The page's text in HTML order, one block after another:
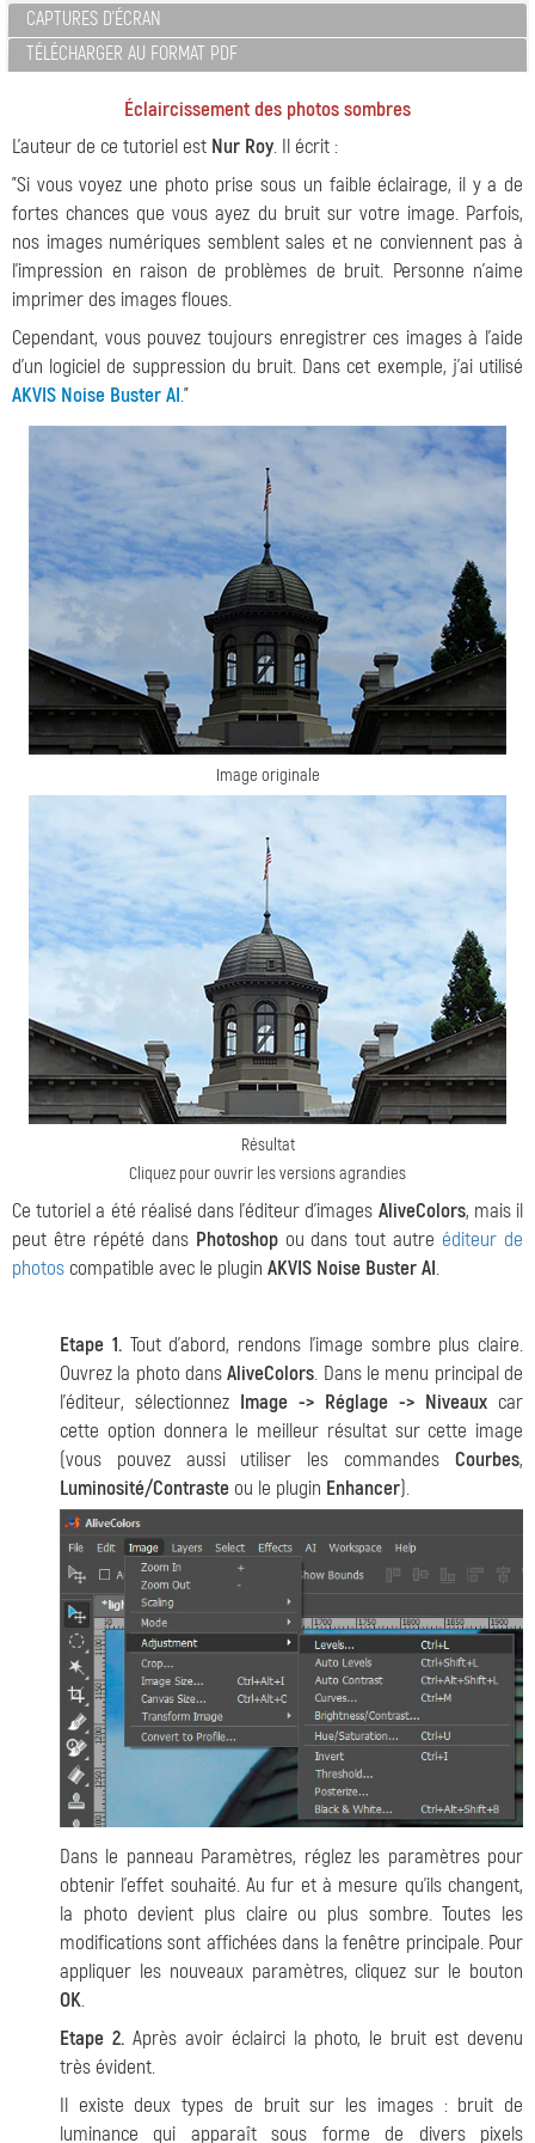
CAPTURES D'ÉCRAN
TÉLÉCHARGER AU FORMAT PDF
Éclaircissement des photos sombres
L'auteur de ce tutoriel est Nur Roy. Il écrit :
"Si vous voyez une photo prise sous un faible éclairage, il y a de
fortes chances que vous ayez du bruit sur votre image. Parfois,
nos images numériques semblent sales et ne conviennent pas à
l'impression en raison de problèmes de bruit. Personne n'aime
imprimer des images floues.
Cependant, vous pouvez toujours enregistrer ces images à l'aide
d'un logiciel de suppression du bruit. Dans cet exemple, j'ai utilisé
AKVIS Noise Buster AI."
Image originale
Résultat
Cliquez pour ouvrir les versions agrandies
Ce tutoriel a été réalisé dans l'éditeur d'images AliveColors, mais il
peut être répété dans Photoshopou dans tout autre éditeur de
photos compatible avec le plugin AKVIS Noise Buster AI.
Etape 1.Tout d'abord, rendons l'image sombre plus claire.
Ouvrez la photo dansAliveColors. Dans le menu principal de
l'éditeur, sélectionnez Image -> Réglage -> Niveaux car
cette option donnera le meilleur résultat sur cette image
(vous pouvez aussi utiliser les commandes Courbes,
Luminosité/Contraste ou le plugin Enhancer).
Dans le panneau Paramètres, réglez les paramètres pour
obtenir l'effet souhaité. Au fur et à mesure qu'ils changent,
la photo devient plus claire ou plus sombre. Toutes les
modifications sont affichées dans la fenêtre principale. Pour
appliquer les nouveaux paramètres, cliquez sur le bouton
OK.
Etape 2.Après avoir éclairci la photo, le bruit est devenu
très évident.
Il existe deux types de bruit sur les images : bruit de
luminance qui apparaît sous forme de divers pixels